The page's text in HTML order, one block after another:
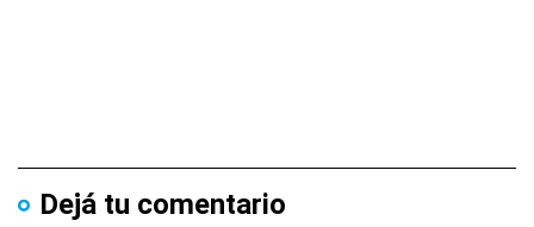
Dejá tu comentario